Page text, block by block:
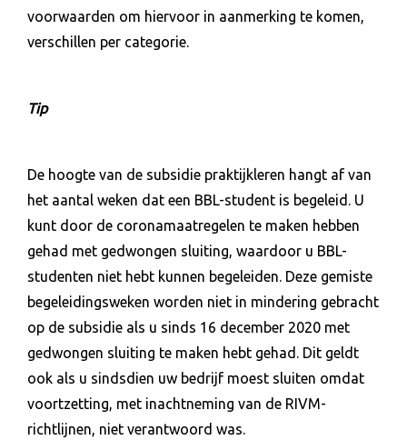
voorwaarden om hiervoor in aanmerking te komen,
verschillen per categorie.
Tip
De hoogte van de subsidie praktijkleren hangt af van
het aantal weken dat een BBL-student is begeleid. U
kunt door de coronamaatregelen te maken hebben
gehad met gedwongen sluiting, waardoor u BBL-
studenten niet hebt kunnen begeleiden. Deze gemiste
begeleidingsweken worden niet in mindering gebracht
op de subsidie als u sinds 16 december 2020 met
gedwongen sluiting te maken hebt gehad. Dit geldt
ook als u sindsdien uw bedrijf moest sluiten omdat
voortzetting, met inachtneming van de RIVM-
richtlijnen, niet verantwoord was.